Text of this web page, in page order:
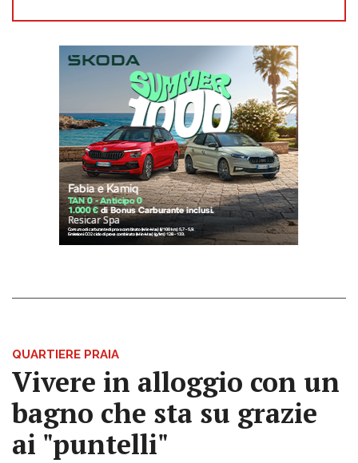
QUARTIERE PRAIA
Vivere in alloggio con un
bagno che sta su grazie
ai "puntelli"